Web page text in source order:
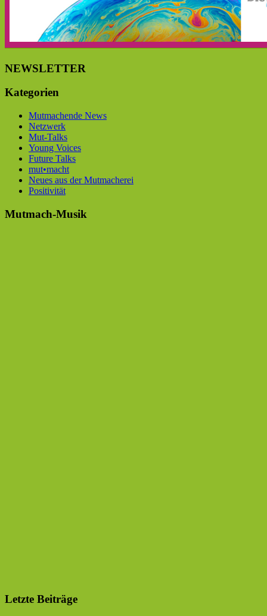
NEWSLETTER
Kategorien
Mutmachende News
Netzwerk
Mut-Talks
Young Voices
Future Talks
mut•macht
Neues aus der Mutmacherei
Positivität
Mutmach-Musik
Letzte Beiträge